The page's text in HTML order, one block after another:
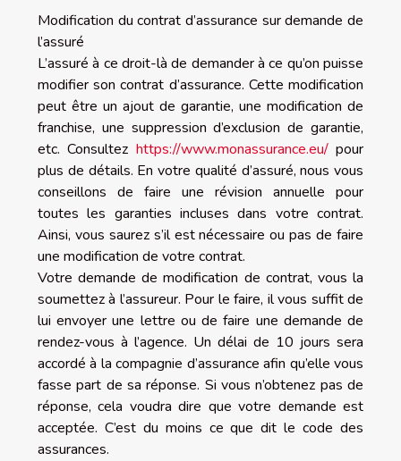
Modification du contrat d’assurance sur demande de
l’assuré
L’assuré à ce droit-là de demander à ce qu’on puisse
modifier son contrat d’assurance. Cette modification
peut être un ajout de garantie, une modification de
franchise, une suppression d’exclusion de garantie,
etc. Consultez https://www.monassurance.eu/pour
plus de détails. En votre qualité d’assuré, nous vous
conseillons de faire une révision annuelle pour
toutes les garanties incluses dans votre contrat.
Ainsi, vous saurez s’il est nécessaire ou pas de faire
une modification de votre contrat.
Votre demande de modification de contrat, vous la
soumettez à l’assureur. Pour le faire, il vous suffit de
lui envoyer une lettre ou de faire une demande de
rendez-vous à l’agence. Un délai de 10 jours sera
accordé à la compagnie d’assurance afin qu’elle vous
fasse part de sa réponse. Si vous n’obtenez pas de
réponse, cela voudra dire que votre demande est
acceptée. C’est du moins ce que dit le code des
assurances.